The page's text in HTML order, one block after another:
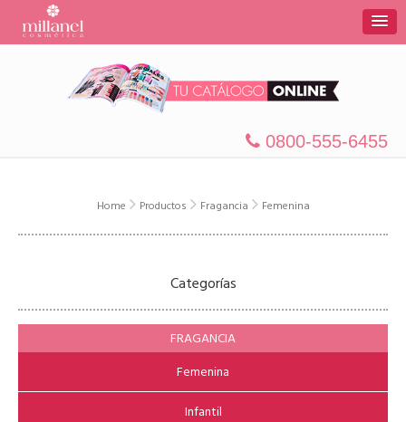
0800-555-6455
Home Productos Fragancia Femenina
Categorías
FRAGANCIA
Femenina
Infantil